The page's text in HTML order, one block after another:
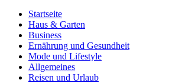
Startseite
Haus & Garten
Business
Ernährung und Gesundheit
Mode und Lifestyle
Allgemeines
Reisen und Urlaub